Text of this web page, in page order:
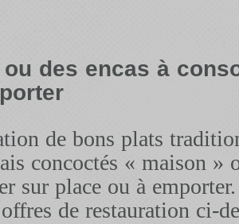
des encas à
de bons plats
concoctés « maison »
sur place ou à
de restauration ci-